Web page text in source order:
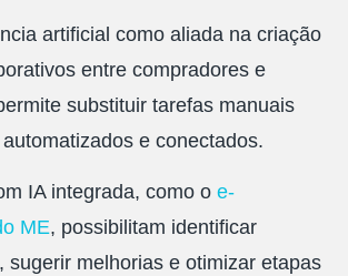
artificial como aliada na criação
entre compradores e
substituir tarefas manuais
e conectados.
IA integrada, como o e-
ME, possibilitam identificar
sugerir melhorias e otimizar etapas